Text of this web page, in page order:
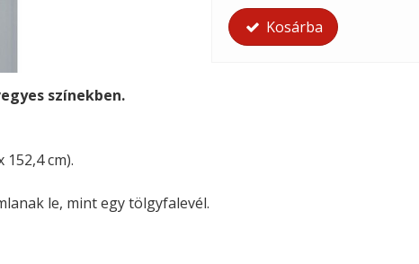
Kosárba
színekben.
cm).
le, mint egy tölgyfalevél.